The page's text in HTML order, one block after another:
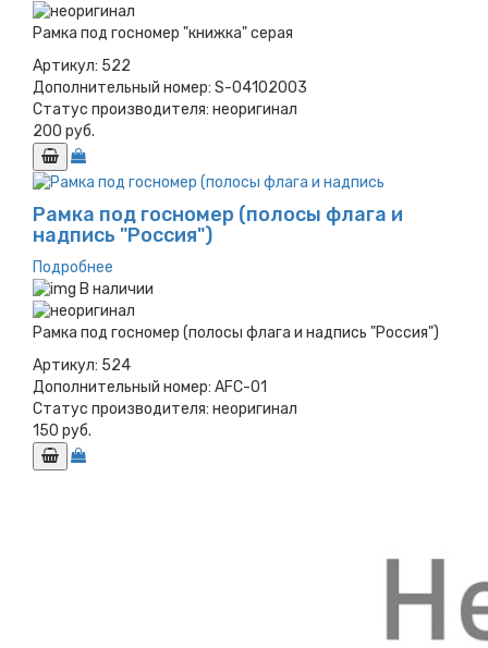
Рамка под госномер "книжка" серая
Артикул: 522
Дополнительный номер: S-04102003
Статус производителя: неоригинал
200 руб.
Рамка под госномер (полосы флага и
надпись "Россия")
Подробнее
В наличии
Рамка под госномер (полосы флага и надпись "Россия")
Артикул: 524
Дополнительный номер: AFC-01
Статус производителя: неоригинал
150 руб.